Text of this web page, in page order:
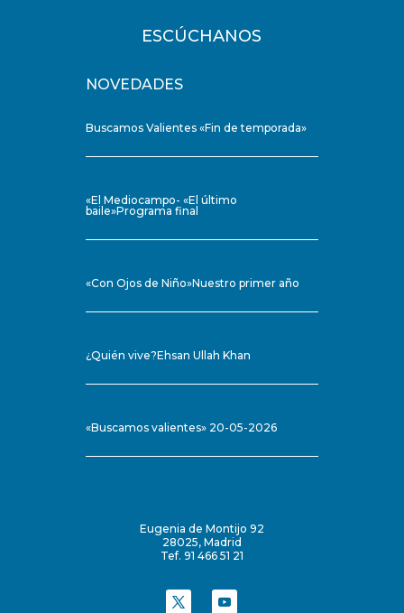
ESCÚCHANOS
NOVEDADES
Buscamos Valientes «Fin de temporada»
«El Mediocampo- «El último
baile»Programa final
«Con Ojos de Niño»Nuestro primer año
¿Quién vive?Ehsan Ullah Khan
«Buscamos valientes» 20-05-2026
Eugenia de Montijo 92
28025, Madrid
Tef. 91 466 51 21